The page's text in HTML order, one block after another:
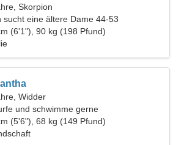
Skorpion
sucht eine ältere Dame 44-53
(6'1"), 90 kg (198 Pfund)
Widder
und schwimme gerne
(5'6"), 68 kg (149 Pfund)